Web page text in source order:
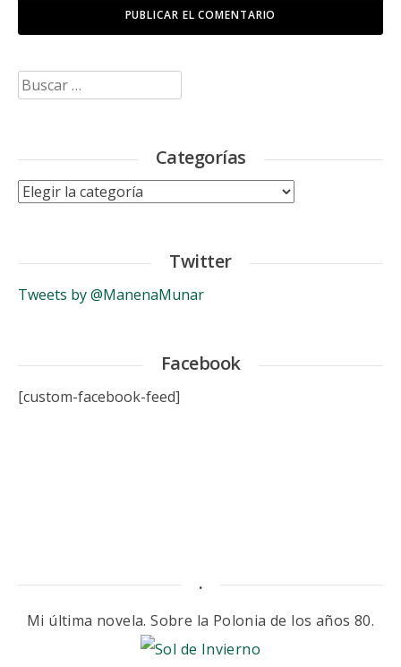
Buscar:
Categorías
Categorías
Twitter
Tweets by @ManenaMunar
Facebook
[custom-facebook-feed]
.
Mi última novela. Sobre la Polonia de los años 80.